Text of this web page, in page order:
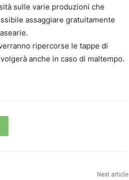
sulle varie produzioni che
assaggiare gratuitamente
ripercorse le tappe di
anche in caso di maltempo.
Next article